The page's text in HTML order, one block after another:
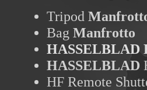
Tripod
Bag Manfrotto
HASSELBLAD
HASSELBLAD
HF Remote